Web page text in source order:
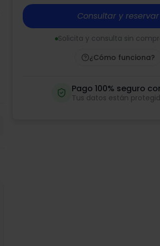
Consultar y reservar
Solicita y consulta sin
¿Cómo funciona?
Pago 100% seguro
Tus datos están